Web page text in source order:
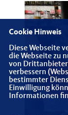
Cookie Hinweis
Diese Webseite
die Webseite zu
von
verbessern
bestimmter
Einwilligung
Informationen